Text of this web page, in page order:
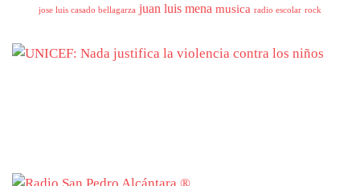
jose luis casado bellagarza juan luis mena musica radio escolar rock